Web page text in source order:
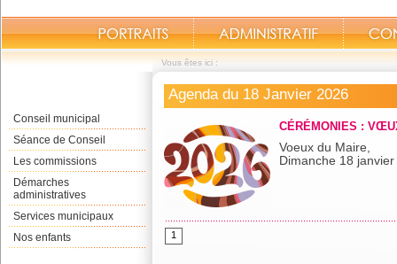
Vous êtes ici :
Conseil municipal
Séance de Conseil
Les commissions
Démarches
administratives
Services municipaux
Nos enfants
Agenda du 18 Janvier 2026
CÉRÉMONIES :
Voeux du Maire,
Dimanche 18
1
Venez